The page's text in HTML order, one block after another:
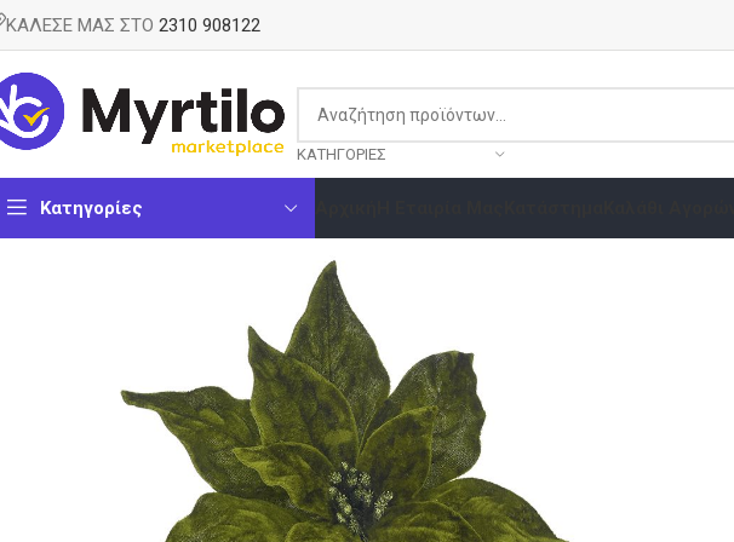
ΚΑΛΕΣΕ ΜΑΣ ΣΤΟ 2310 908122
ΚΑΤΗΓΟΡΊΕΣ
Κατηγορίες